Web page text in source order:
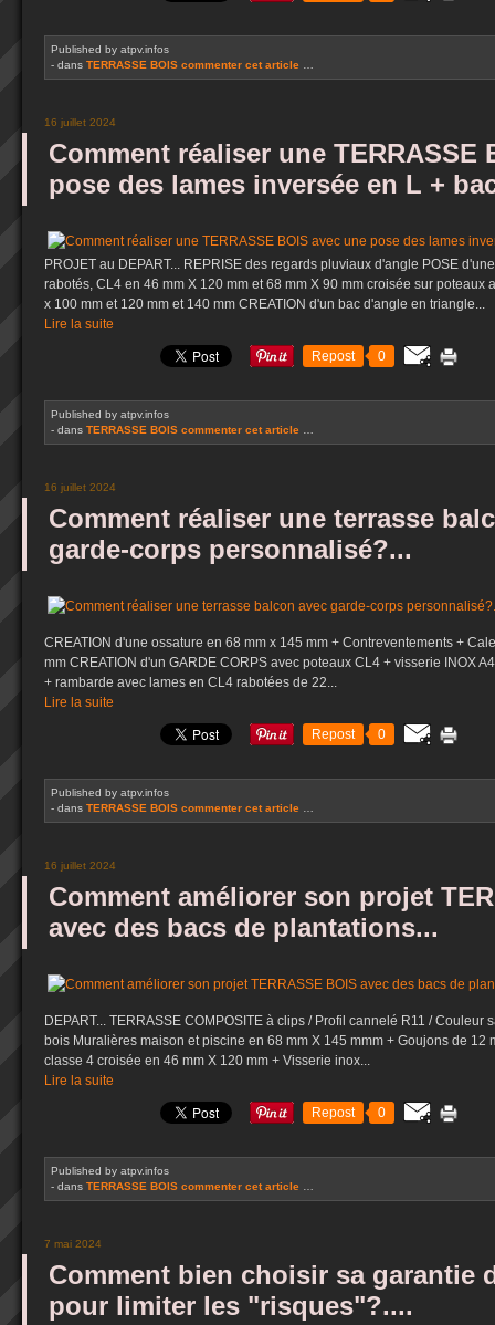
Published by atpv.infos
- dans TERRASSE BOIS commenter cet article
16 juillet 2024
Comment réaliser une TERRASSE
pose des lames inversée en L +
PROJET au DEPART... REPRISE des regards pluviaux d'angle POSE
rabotés, CL4 en 46 mm X 120 mm et 68 mm X 90 mm croisée sur poteaux
x 100 mm et 120 mm et 140 mm CREATION d'un bac d'angle en triangle...
Lire la suite
Repost 0
Published by atpv.infos
- dans TERRASSE BOIS commenter cet article
16 juillet 2024
Comment réaliser une terrasse
garde-corps personnalisé?...
CREATION d'une ossature en 68 mm x 145 mm + Contreventements +
mm CREATION d'un GARDE CORPS avec poteaux CL4 + visserie INOX
+ rambarde avec lames en CL4 rabotées de 22...
Lire la suite
Repost 0
Published by atpv.infos
- dans TERRASSE BOIS commenter cet article
16 juillet 2024
Comment améliorer son projet
avec des bacs de plantations...
DEPART... TERRASSE COMPOSITE à clips / Profil cannelé R11 / Couleur
bois Muralières maison et piscine en 68 mm X 145 mmm + Goujons de 12
classe 4 croisée en 46 mm X 120 mm + Visserie inox...
Lire la suite
Repost 0
Published by atpv.infos
- dans TERRASSE BOIS commenter cet article
7 mai 2024
Comment bien choisir sa garantie
pour limiter les "risques"?....